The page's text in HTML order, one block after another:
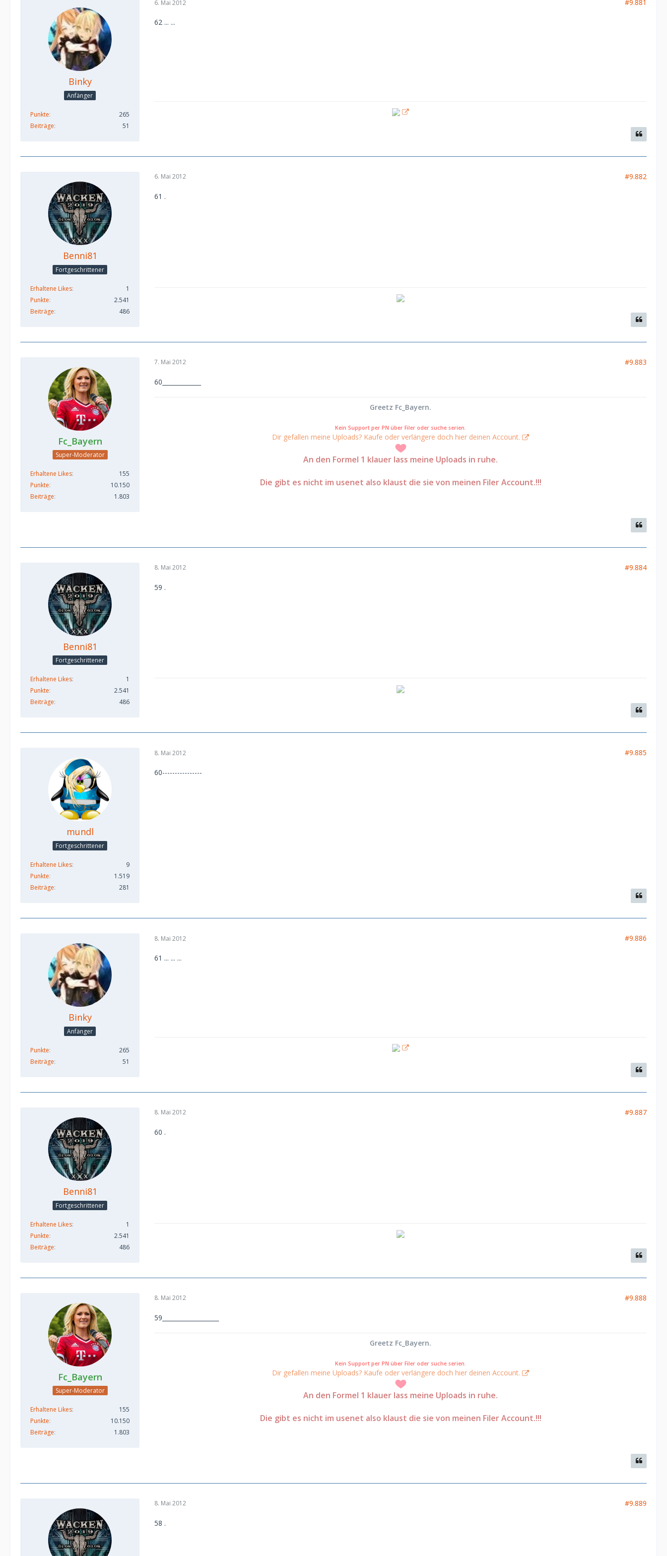
Binky
Anfänger
Punkte
265
Beiträge
51
6. Mai 2012 #9.881
62 ... ...
Benni81
Fortgeschrittener
Erhaltene Likes
1
Punkte
2.541
Beiträge
486
6. Mai 2012 #9.882
61 .
Fc_Bayern
Super-Moderator
Erhaltene Likes
155
Punkte
10.150
Beiträge
1.803
7. Mai 2012 #9.883
60_____________
Greetz Fc_Bayern.
Kein Support per PN über Filer oder suche serien.
Dir gefallen meine Uploads? Kaufe oder verlängere doch hier deinen Account.
An den Formel 1 klauer lass meine Uploads in ruhe.
Die gibt es nicht im usenet also klaust die sie von meinen Filer Account.!!!
Benni81
Fortgeschrittener
Erhaltene Likes
1
Punkte
2.541
Beiträge
486
8. Mai 2012 #9.884
59 .
mundl
Fortgeschrittener
Erhaltene Likes
9
Punkte
1.519
Beiträge
281
8. Mai 2012 #9.885
60----------------
Binky
Anfänger
Punkte
265
Beiträge
51
8. Mai 2012 #9.886
61 ... ... ...
Benni81
Fortgeschrittener
Erhaltene Likes
1
Punkte
2.541
Beiträge
486
8. Mai 2012 #9.887
60 .
Fc_Bayern
Super-Moderator
Erhaltene Likes
155
Punkte
10.150
Beiträge
1.803
8. Mai 2012 #9.888
59___________________
Greetz Fc_Bayern.
Kein Support per PN über Filer oder suche serien.
Dir gefallen meine Uploads? Kaufe oder verlängere doch hier deinen Account.
An den Formel 1 klauer lass meine Uploads in ruhe.
Die gibt es nicht im usenet also klaust die sie von meinen Filer Account.!!!
8. Mai 2012 #9.889
58 .